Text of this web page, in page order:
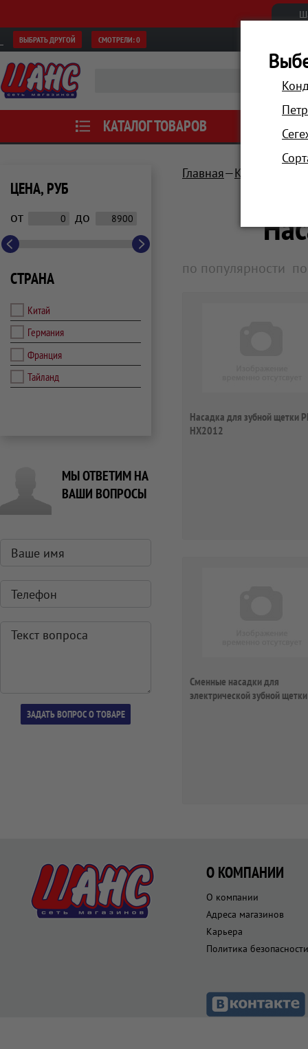
ВЫБРАТЬ ДРУГОЙ СМОТРЕЛИ:0
КАТАЛОГ ТОВАРОВ АКЦИИ
ЦЕНА, РУБ
от до
СТРАНА
Китай
Германия
Франция
Тайланд
МЫ ОТВЕТИМ НА
ВАШИ ВОПРОСЫ
Главная Красота и
по популярности
Насадка для зубной щетки
HX2012
Сменные насадки для
электрической зубной
О КОМПАНИИ
О компании
Адреса магазинов
Карьера
Политика безопасности